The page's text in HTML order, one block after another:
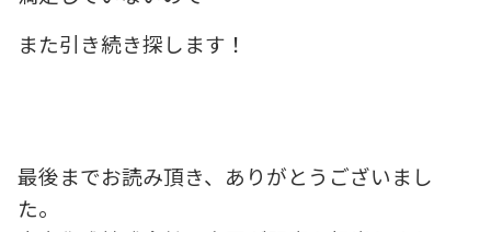
また引き続き探します！
最後までお読み頂き、ありがとうございまし
た。